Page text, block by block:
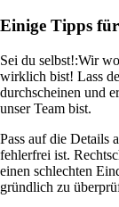
Einige Tipps
Sei du selbst!:Wir
wirklich bist! Lass
durchscheinen und
unser Team bist.
Pass auf die Details
fehlerfrei ist.
einen schlechten
gründlich zu